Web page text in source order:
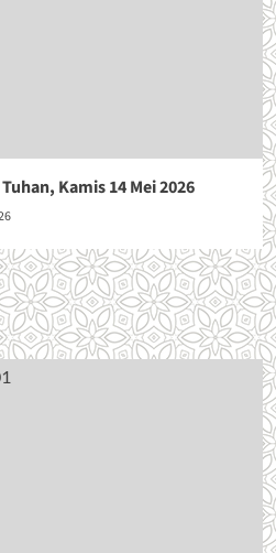
Kamis 14 Mei 2026